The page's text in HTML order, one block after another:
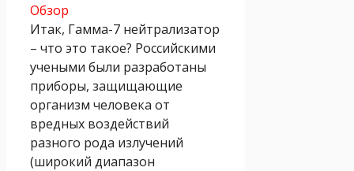
Обзор
Итак, Гамма-7 нейтрализатор
– что это такое? Российскими
учеными были разработаны
приборы, защищающие
организм человека от
вредных воздействий
разного рода излучений
(широкий диапазон